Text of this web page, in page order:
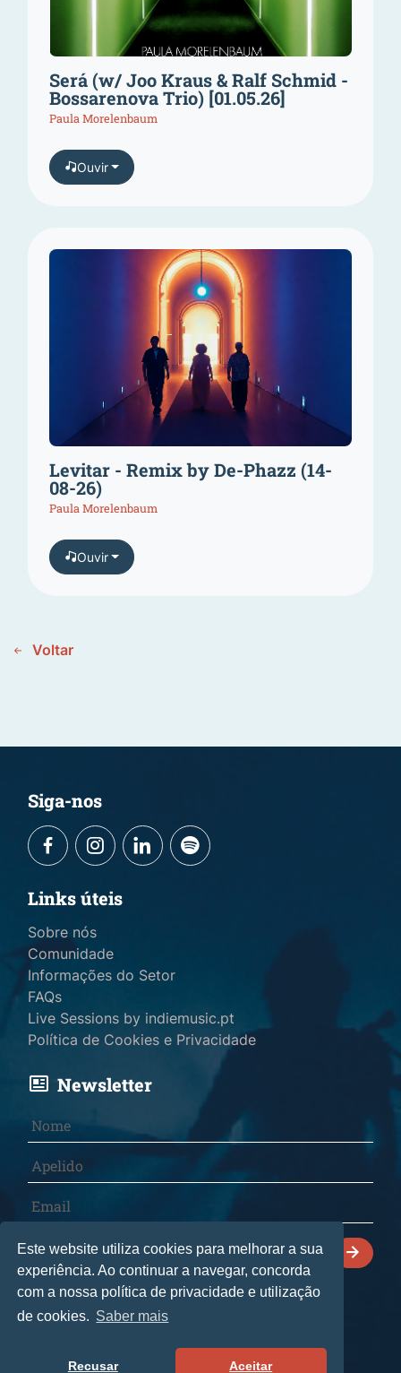
Este website utiliza cookies para melhorar a sua
experiência. Ao continuar a navegar, concorda
com a nossa política de privacidade e utilização
de cookies. Saber mais
Recusar Aceitar
Será (w/ Joo Kraus & Ralf Schmid -
Bossarenova Trio) [01.05.26]
Paula Morelenbaum
Ouvir
Levitar - Remix by De-Phazz (14-
08-26)
Paula Morelenbaum
Ouvir
Voltar
Siga-nos
Links úteis
Sobre nós
Comunidade
Informações do Setor
FAQs
Live Sessions by indiemusic.pt
Política de Cookies e Privacidade
Newsletter
Declaro que li e aceito aPolítica de Cookies e
© 2026 indiemusic.pt - Todos os direitos reservados.
• Livro de reclamações